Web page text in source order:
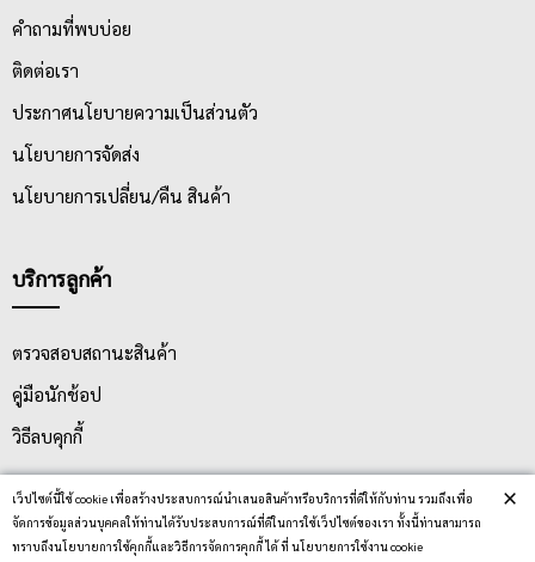
เว็ปไซต์นี้ใช้ cookie เพื่อสร้างประสบการณ์นำเสนอสินค้าหรือบริการที่ดีให้กับท่าน รวมถึงเพื่อ
จัดการข้อมูลส่วนบุคคลให้ท่านได้รับประสบการณ์ที่ดีในการใช้เว็ปไซต์ของเรา ทั้งนี้ท่านสามารถ
ทราบถึงนโยบายการใช้คุกกี้และวิธีการจัดการคุกกี้ ได้ ที่ นโยบายการใช้งาน cookie
×
คำถามที่พบบ่อย
ติดต่อเรา
ประกาศนโยบายความเป็นส่วนตัว
นโยบายการจัดส่ง
นโยบายการเปลี่ยน/คืน สินค้า
บริการลูกค้า
ตรวจสอบสถานะสินค้า
คู่มือนักช้อป
วิธีลบคุกกี้
สมัครรับข่าวสาร